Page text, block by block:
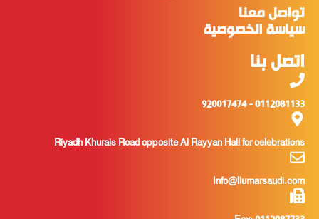
اتصل بنا
0112081133 - 920017474
Riyadh Khurais Road opposite Al Rayyan Hall for celebrations
Info@llumarsaudi.com
تواصل معنا
سياسة الخصوصية